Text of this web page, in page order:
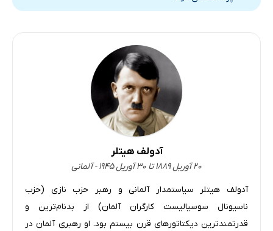
آدولف هیتلر
۲۰ آوریل ۱۸۸۹ تا ۳۰ آوریل ۱۹۴۵ - آلمانی
آدولف هیتلر سیاستمدار آلمانی و رهبر حزب نازی (حزب
ناسیونال سوسیالیست کارگران آلمان) از بدنام‌ترین و
قدرتمندترین دیکتاتورهای قرن بیستم بود. او رهبری آلمان در